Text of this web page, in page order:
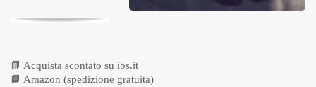
📗 Acquista scontato su ibs.it
📙 Amazon (spedizione gratuita)